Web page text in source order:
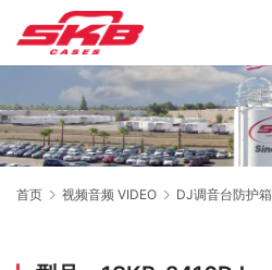
首页 视频音频 VIDEO DJ调音台防护箱